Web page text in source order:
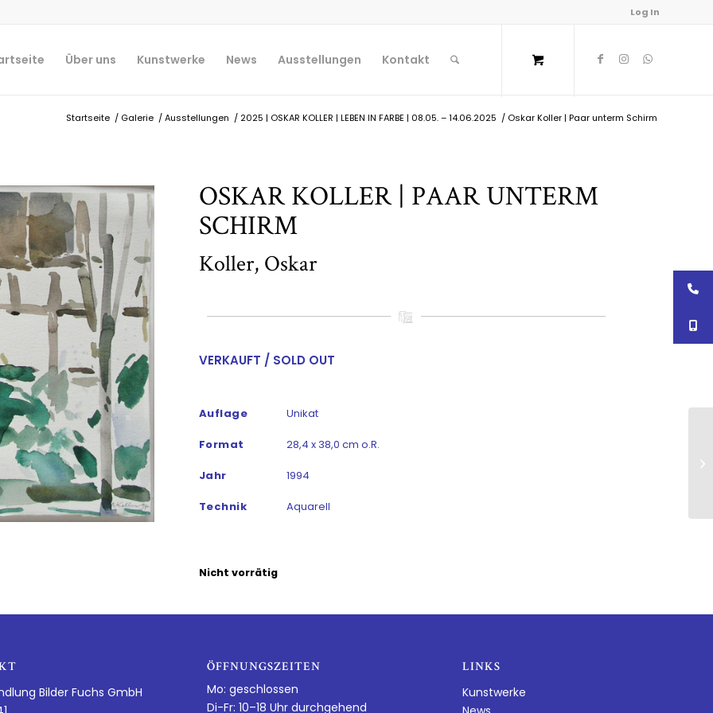
Log In
Über uns Kunstwerke News Ausstellungen Kontakt
Startseite / Galerie /Ausstellungen / 2025 | OSKAR KOLLER | LEBEN IN FARBE | 08.05. – 14.06.2025 / Oskar Koller | Paar unterm Schirm
OSKAR KOLLER | PAAR UNTERM
SCHIRM
Koller, Oskar
VERKAUFT / SOLD OUT
Auflage Unikat
Format 28,4 x 38,0 cm o.R.
Jahr 1994
Technik Aquarell
Nicht vorrätig
Bilder Fuchs GmbH
ÖFFNUNGSZEITEN
Mo: geschlossen
Di-Fr: 10–18 Uhr durchgehend
LINKS
Kunstwerke